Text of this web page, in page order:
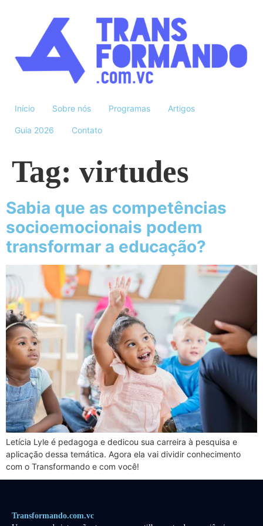
Início Sobre nós Programas Artigos
Guia 2026 Contato
Tag: virtudes
Sabia que as competências
socioemocionais podem
transformar a educação?
Letícia Lyle é pedagoga e dedicou sua carreira à pesquisa e
aplicação dessa temática. Agora ela vai dividir conhecimento
com o Transformando e com você!
Transformando.com.vc